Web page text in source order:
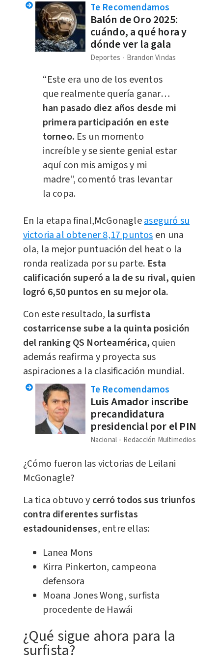
Te Recomendamos
Balón de Oro 2025:
cuándo, a qué hora y
dónde ver la gala
Deportes Brandon Vindas
“Este era uno de los eventos
que realmente quería ganar…
han pasado diez años desde mi
primera participación en este
torneo. Es un momento
increíble y se siente genial estar
aquí con mis amigos y mi
madre”, comentó tras levantar
la copa.
En la etapa final,McGonagleaseguró su
victoria al obtener 8,17 puntos en una
ola, la mejor puntuación del heat o la
ronda realizada por su parte. Esta
calificación superó a la de su rival, quien
logró 6,50 puntos en su mejor ola.
Con este resultado, la surfista
costarricense sube a la quinta posición
del ranking QS Norteamérica, quien
además reafirma y proyecta sus
aspiraciones a la clasificación mundial.
Te Recomendamos
Luis Amador inscribe
precandidatura
presidencial por el PIN
Nacional Redacción Multimedios
¿Cómo fueron las victorias de Leilani
McGonagle?
La tica obtuvo y cerró todos sus triunfos
contra diferentes surfistas
estadounidenses, entre ellas:
Lanea Mons
Kirra Pinkerton, campeona
defensora
Moana Jones Wong, surfista
procedente de Hawái
¿Qué sigue ahora para la
surfista?